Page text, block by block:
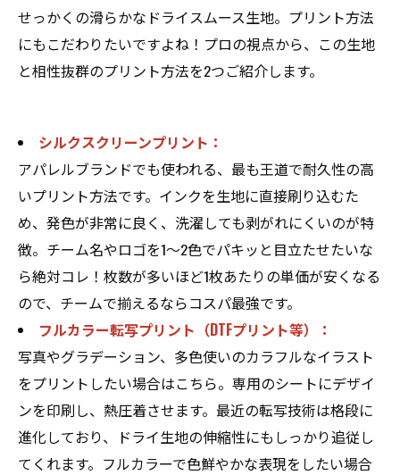
せっかくの滑らかなドライスムース生地。プリント方法
にもこだわりたいですよね！プロの視点から、この生地
と相性抜群のプリント方法を2つご紹介します。
シルクスクリーンプリント：
アパレルブランドでも使われる、最も王道で耐久性の高
いプリント方法です。インクを生地に直接刷り込むた
め、発色が非常に良く、洗濯しても剥がれにくいのが特
徴。チーム名やロゴを1〜2色でパキッと目立たせたいな
ら絶対コレ！枚数が多いほど1枚あたりの単価が安くなる
ので、チームで揃えるならコスパ最強です。
フルカラー転写プリント（DTFプリント等）：
写真やグラデーション、多色使いのカラフルなイラスト
をプリントしたい場合はこちら。専用のシートにデザイ
ンを印刷し、熱圧着させます。最近の転写技術は格段に
進化しており、ドライ生地の伸縮性にもしっかり追従し
てくれます。フルカラーで色鮮やかな表現をしたい場合